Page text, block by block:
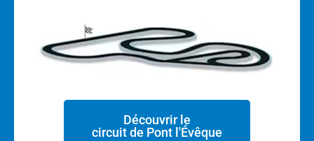
Découvrir le
circuit de Pont l'Évêque